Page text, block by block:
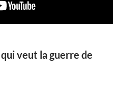
veut la guerre de